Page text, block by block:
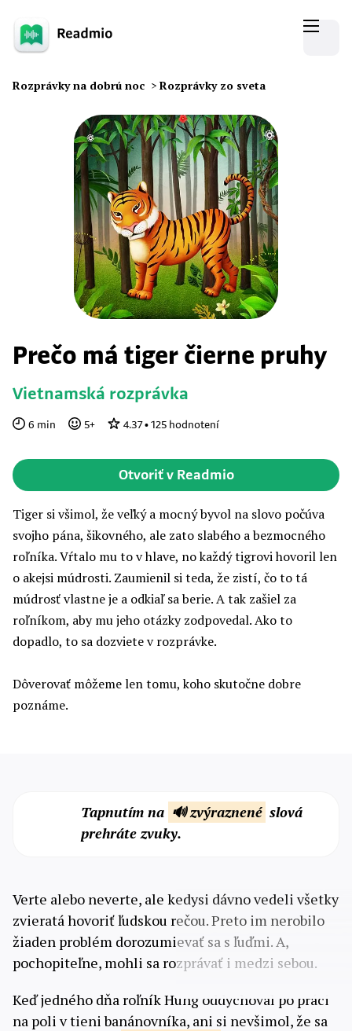
Rozprávky na dobrú noc > Rozprávky zo sveta
Prečo má tiger čierne pruhy
Vietnamská rozprávka
6 min 5+ 4.37• 125 hodnotení
Otvoriť v Readmio
Tiger si všimol, že veľký a mocný byvol na slovo počúva
svojho pána, šikovného, ale zato slabého a bezmocného
roľníka. Vŕtalo mu to v hlave, no každý tigrovi hovoril len
o akejsi múdrosti. Zaumienil si teda, že zistí, čo to tá
múdrosť vlastne je a odkiaľ sa berie. A tak zašiel za
roľníkom, aby mu jeho otázky zodpovedal. Ako to
dopadlo, to sa dozviete v rozprávke.
Dôverovať môžeme len tomu, koho skutočne dobre
poznáme.
Tapnutím na 🔊 zvýraznené slová
prehráte zvuky.
Verte alebo neverte, ale kedysi dávno vedeli všetky
zvieratá hovoriť ľudskou rečou. Preto im nerobilo
žiaden problém dorozumievať sa s ľuďmi. A,
pochopiteľne, mohli sa rozprávať i medzi sebou.
Keď jedného dňa roľník Hung oddychoval po práci
na poli v tieni banánovníka, ani si nevšimol, že sa